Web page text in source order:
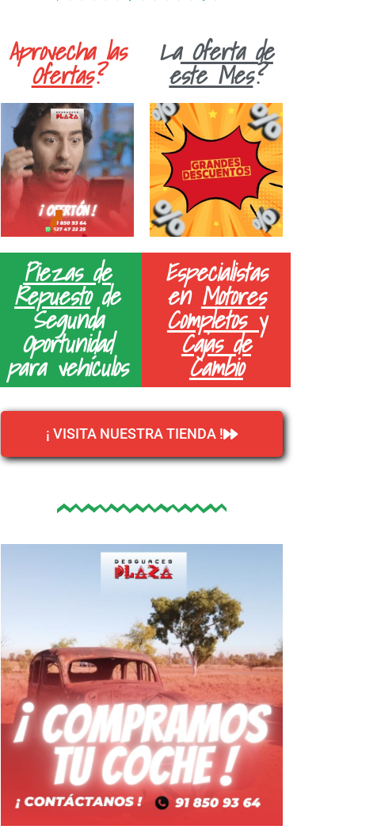
Aprovecha las
Ofertas?
LaOferta de
este Mes?
Piezas de
Repuestode
Segunda
Oportunidad
para vehículos
Especialistas
en Motores
Completos y
Cajas de
Cambio
¡ VISITA NUESTRA TIENDA !